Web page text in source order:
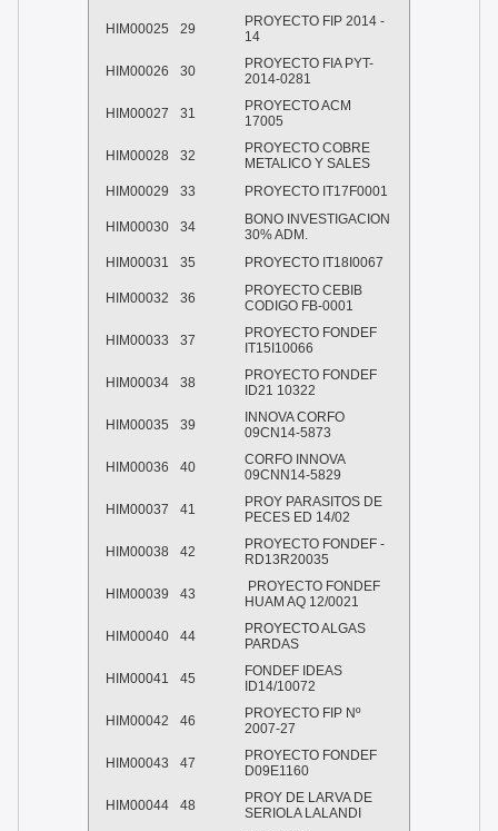
HIM00025 29
PROYECTO FIP 2014 -
14
HIM00026 30
PROYECTO FIA PYT-
2014-0281
HIM00027 31
PROYECTO ACM
17005
HIM00028 32
PROYECTO COBRE
METALICO Y SALES
HIM00029
33 PROYECTO IT17F0001
HIM00030 34
BONO INVESTIGACION
30% ADM.
HIM00031
35 PROYECTO IT18I0067
HIM00032 36
PROYECTO CEBIB
CODIGO FB-0001
HIM00033 37
PROYECTO FONDEF
IT15I10066
HIM00034 38
PROYECTO FONDEF
ID21 10322
HIM00035 39
INNOVA CORFO
09CN14-5873
HIM00036 40
CORFO INNOVA
09CNN14-5829
HIM00037 41
PROY PARASITOS DE
PECES ED 14/02
HIM00038 42
PROYECTO FONDEF -
RD13R20035
HIM00039 43
PROYECTO FONDEF
HUAM AQ 12/0021
HIM00040 44
PROYECTO ALGAS
PARDAS
HIM00041 45
FONDEF IDEAS
ID14/10072
HIM00042 46
PROYECTO FIP Nº
2007-27
HIM00043 47
PROYECTO FONDEF
D09E1160
HIM00044 48
PROY DE LARVA DE
SERIOLA LALANDI